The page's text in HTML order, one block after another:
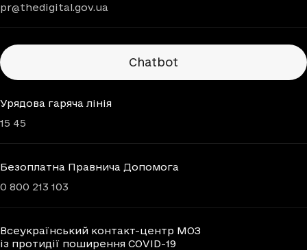
pr@thedigital.gov.ua
Chatbots
Chatbot
Урядова гаряча лінія
15 45
Безоплатна Правнича Допомога
0 800 213 103
Всеукраїнський контакт-центр МОЗ
із протидії поширення COVID-19